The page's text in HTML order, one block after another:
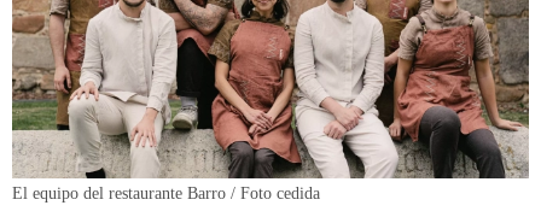
El equipo del restaurante Barro / Foto cedida